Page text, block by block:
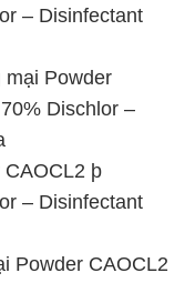
– Disinfectant
Powder
Dischlor –
þ
– Disinfectant
Powder CAOCL2